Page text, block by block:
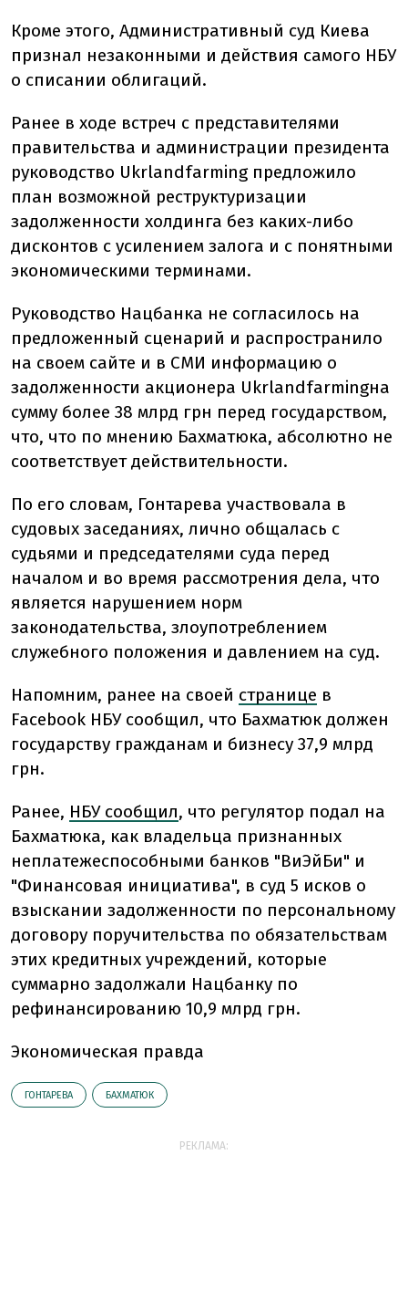
Кроме этого, Административный суд Киева
признал незаконными и действия самого НБУ
о списании облигаций.
Ранее в ходе встреч с представителями
правительства и администрации президента
руководство Ukrlandfarming предложило
план возможной реструктуризации
задолженности холдинга без каких-либо
дисконтов с усилением залога и с понятными
экономическими терминами.
Руководство Нацбанка не согласилось на
предложенный сценарий и распространило
на своем сайте и в СМИ информацию о
задолженности акционера Ukrlandfarmingна
сумму более 38 млрд грн перед государством,
что, что по мнению Бахматюка, абсолютно не
соответствует действительности.
По его словам, Гонтарева участвовала в
судовых заседаниях, лично общалась с
судьями и председателями суда перед
началом и во время рассмотрения дела, что
является нарушением норм
законодательства, злоупотреблением
служебного положения и давлением на суд.
Напомним, ранее на своей странице в
Facebook НБУ сообщил, что Бахматюк должен
государству гражданам и бизнесу 37,9 млрд
грн.
Ранее, НБУ сообщил, что регулятор подал на
Бахматюка, как владельца признанных
неплатежеспособными банков "ВиЭйБи" и
"Финансовая инициатива", в суд 5 исков о
взыскании задолженности по персональному
договору поручительства по обязательствам
этих кредитных учреждений, которые
суммарно задолжали Нацбанку по
рефинансированию 10,9 млрд грн.
Экономическая правда
ГОНТАРЕВА БАХМАТЮК
РЕКЛАМА: